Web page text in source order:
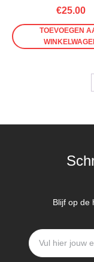
€25.00
TOEVOEGEN
Blijf op de